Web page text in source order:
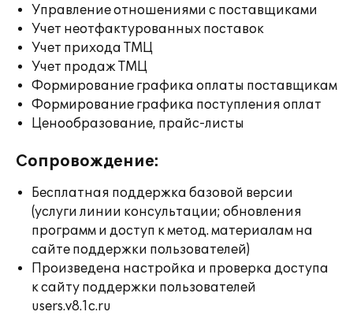
Управление отношениями с поставщиками
Учет неотфактурованных поставок
Учет прихода ТМЦ
Учет продаж ТМЦ
Формирование графика оплаты поставщикам
Формирование графика поступления оплат
Ценообразование, прайс-листы
Сопровождение:
Бесплатная поддержка базовой версии
(услуги линии консультации; обновления
программ и доступ к метод. материалам на
сайте поддержки пользователей)
Произведена настройка и проверка доступа
к сайту поддержки пользователей
users.v8.1c.ru